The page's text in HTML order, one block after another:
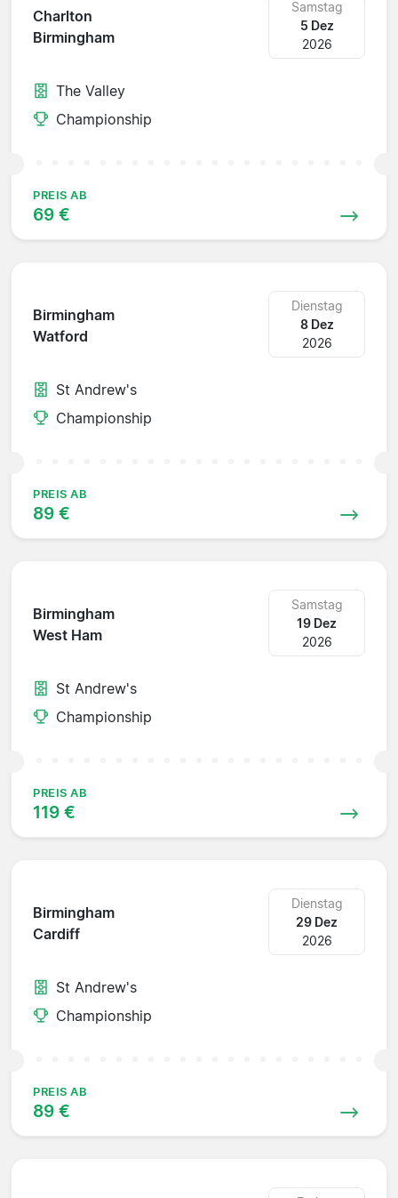
Charlton
Birmingham
Samstag
5 Dez
2026
The Valley
Championship
PREIS AB
69 €
Birmingham
Watford
Dienstag
8 Dez
2026
St Andrew's
Championship
PREIS AB
89 €
Birmingham
West Ham
Samstag
19 Dez
2026
St Andrew's
Championship
PREIS AB
119 €
Birmingham
Cardiff
Dienstag
29 Dez
2026
St Andrew's
Championship
PREIS AB
89 €